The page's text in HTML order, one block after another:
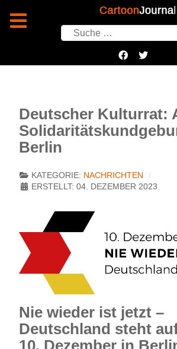
Suchen
Deutscher Kulturrat:
Berlin
KATEGORIE: NACHRICHTEN
ERSTELLT: 04. DEZEMBER 2023
Nie wieder ist jetzt –
Deutschland steht
10. Dezember in